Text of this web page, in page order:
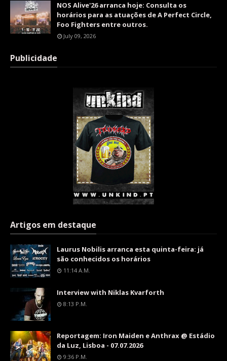
NOS Alive'26 arranca hoje: Consulta os
horários para as atuações de A Perfect Circle,
Foo Fighters entre outros.
July 09, 2026
Publicidade
Artigos em destaque
Laurus Nobilis arranca esta quinta-feira: já
são conhecidos os horários
11:14 A.m.
Interview with Niklas Kvarforth
8:13 P.m.
Reportagem: Iron Maiden e Anthrax @ Estádio
da Luz, Lisboa - 07.07.2026
9:36 P.m.